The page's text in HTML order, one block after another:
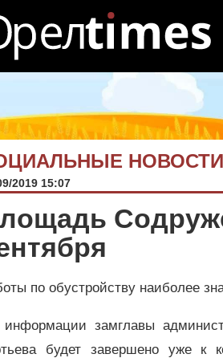
НОВОСТИ
2019 15:07
по обустройству наиболее
замглавы
будет завершено уже к